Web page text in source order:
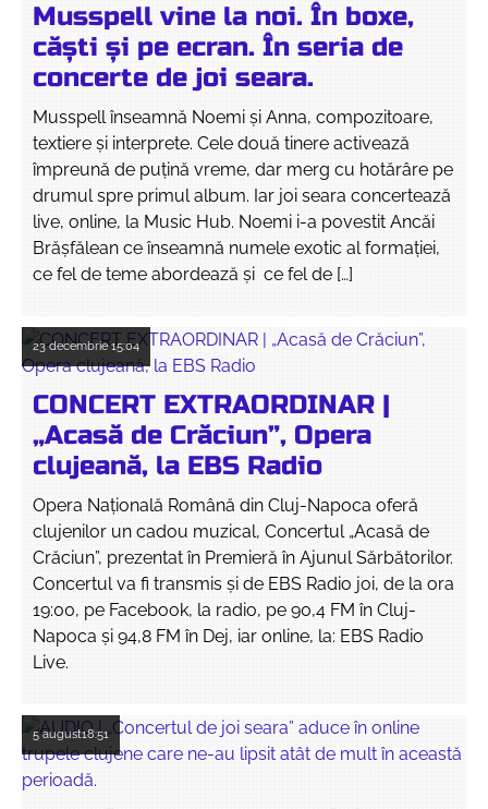
Musspell vine la noi. În boxe,
căști și pe ecran. În seria de
concerte de joi seara.
Musspell înseamnă Noemi și Anna, compozitoare,
textiere și interprete. Cele două tinere activează
împreună de puțină vreme, dar merg cu hotărâre pe
drumul spre primul album. Iar joi seara concertează
live, online, la Music Hub. Noemi i-a povestit Ancăi
Brășfălean ce înseamnă numele exotic al formației,
ce fel de teme abordează și ce fel de […]
23 decembrie15:04
CONCERT EXTRAORDINAR |
„Acasă de Crăciun”, Opera
clujeană, la EBS Radio
Opera Națională Română din Cluj-Napoca oferă
clujenilor un cadou muzical, Concertul „Acasă de
Crăciun”, prezentat în Premieră în Ajunul Sărbătorilor.
Concertul va fi transmis și de EBS Radio joi, de la ora
19:00, pe Facebook, la radio, pe 90,4 FM în Cluj-
Napoca și 94,8 FM în Dej, iar online, la: EBS Radio
Live.
5 august18:51